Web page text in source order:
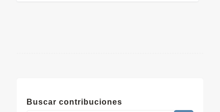
Buscar contribuciones